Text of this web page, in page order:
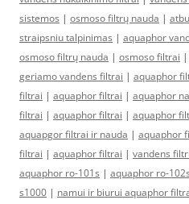
sistemos | osmoso filtrų nauda |
straipsniu talpinimas | aquaphor
osmoso filtrų nauda | osmoso filtrai |
geriamo vandens filtrai | aquaphor
filtrai | aquaphor filtrai | aquaphor
filtrai | aquaphor filtrai | aquaphor
aquapgor filtrai ir nauda | aquaphor
filtrai | aquaphor filtrai | vandens
aquaphor ro-101s | aquaphor ro-102s
s1000 | namui ir biurui aquaphor